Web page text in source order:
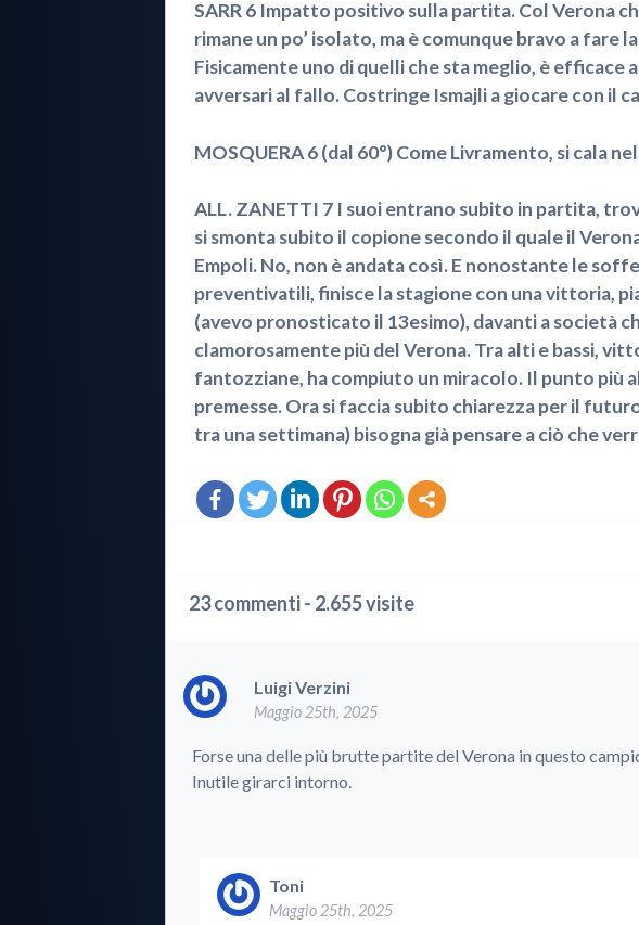
SARR 6 Impatto positivo sulla partita. Col Verona
rimane un po’ isolato, ma è comunque bravo a fare
Fisicamente uno di quelli che sta meglio, è efficace
avversari al fallo. Costringe Ismajli a giocare con il
MOSQUERA 6 (dal 60°) Come Livramento, si cala
ALL. ZANETTI 7 I suoi entrano subito in partita,
si smonta subito il copione secondo il quale il
Empoli. No, non è andata così. E nonostante le
preventivatili, finisce la stagione con una vittoria,
(avevo pronosticato il 13esimo), davanti a società
clamorosamente più del Verona. Tra alti e bassi,
fantozziane, ha compiuto un miracolo. Il punto più
premesse. Ora si faccia subito chiarezza per il
tra una settimana) bisogna già pensare a ciò che
23 commenti - 2.655 visite
Luigi Verzini
Maggio 25th, 2025
Forse una delle più brutte partite del Verona in questo
Inutile girarci intorno.
Toni
Maggio 25th, 2025